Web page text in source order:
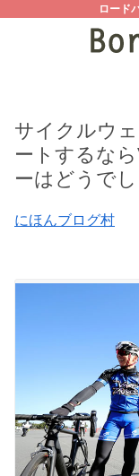
ロード
サイクルウ
ートするな
ーはどうでし
にほんブログ村